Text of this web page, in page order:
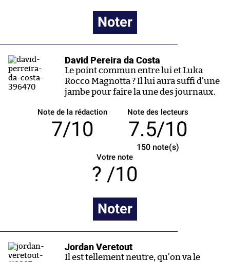
Noter
David Pereira da Costa
Le point commun entre lui et Luka
Rocco Magnotta ? Il lui aura suffi d’une
jambe pour faire la une des journaux.
Note de la rédaction
7/10
Note des lecteurs
7.5/10
150note(s)
Votre note
/10
Noter
Jordan Veretout
Il est tellement neutre, qu’on va le